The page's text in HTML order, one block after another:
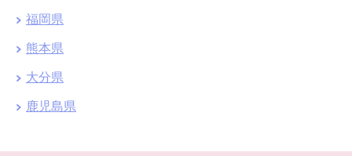
福岡県
熊本県
大分県
鹿児島県